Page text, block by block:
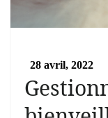
28 avril, 2022